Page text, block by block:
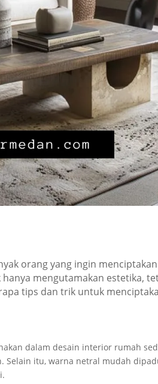
orang yang ingin
mengutamakan estetika,
tips dan trik untuk
dalam desain interior rumah
Selain itu, warna netral mudah